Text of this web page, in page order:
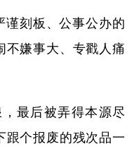
谨刻板、公事公办的
不嫌事大、专戳人痛
最后被弄得本源尽
跟个报废的残次品一